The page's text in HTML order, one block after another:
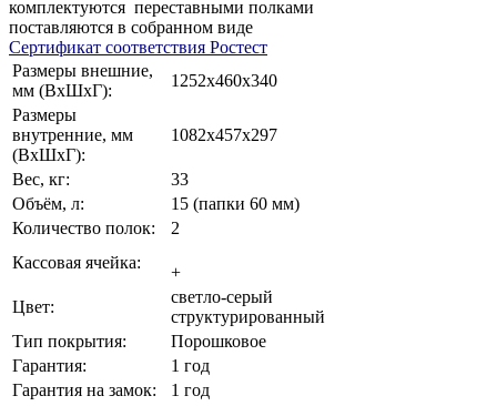
комплектуются переставными полками
поставляются в собранном виде
Сертификат соответствия Ростест
Размеры внешние,
мм (ВхШхГ):
1252x460x340
Размеры
внутренние, мм
(ВхШхГ):
1082x457x297
Вес, кг:
33
Объём, л:
15 (папки 60 мм)
Количество полок:
2
Кассовая ячейка:
+
Цвет:
светло-серый
структурированный
Тип покрытия:
Порошковое
Гарантия:
1 год
Гарантия на замок:
1 год